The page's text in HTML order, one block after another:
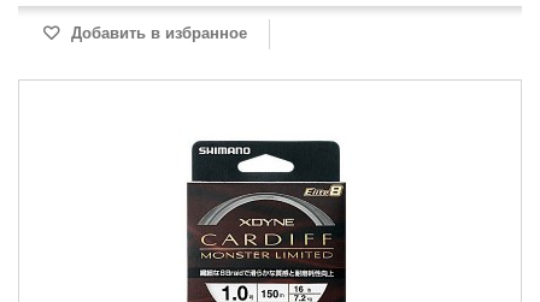
Добавить в избранное